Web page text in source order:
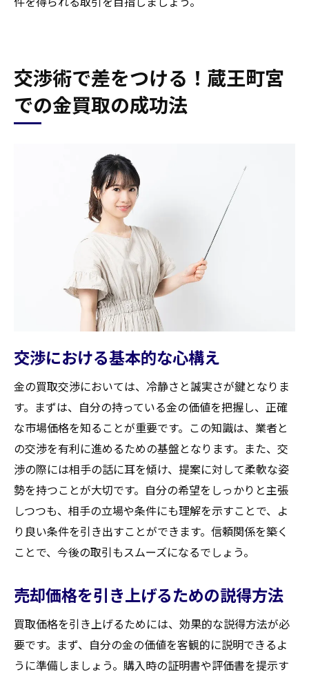
交渉術で差をつける！蔵王町宮
での金買取の成功法
交渉における基本的な心構え
金の買取交渉においては、冷静さと誠実さが鍵となりま
す。まずは、自分の持っている金の価値を把握し、正確
な市場価格を知ることが重要です。この知識は、業者と
の交渉を有利に進めるための基盤となります。また、交
渉の際には相手の話に耳を傾け、提案に対して柔軟な姿
勢を持つことが大切です。自分の希望をしっかりと主張
しつつも、相手の立場や条件にも理解を示すことで、よ
り良い条件を引き出すことができます。信頼関係を築く
ことで、今後の取引もスムーズになるでしょう。
売却価格を引き上げるための説得方法
買取価格を引き上げるためには、効果的な説得方法が必
要です。まず、自分の金の価値を客観的に説明できるよ
うに準備しましょう。購入時の証明書や評価書を提示す